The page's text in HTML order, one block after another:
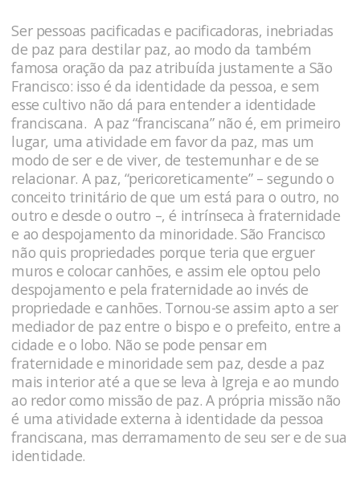
Ser pessoas pacificadas e pacificadoras, inebriadas
de paz para destilar paz, ao modo da também
famosa oração da paz atribuída justamente a São
Francisco: isso é da identidade da pessoa, e sem
esse cultivo não dá para entender a identidade
franciscana. A paz “franciscana” não é, em primeiro
lugar, uma atividade em favor da paz, mas um
modo de ser e de viver, de testemunhar e de se
relacionar. A paz, “pericoreticamente” – segundo o
conceito trinitário de que um está para o outro, no
outro e desde o outro –, é intrínseca à fraternidade
e ao despojamento da minoridade. São Francisco
não quis propriedades porque teria que erguer
muros e colocar canhões, e assim ele optou pelo
despojamento e pela fraternidade ao invés de
propriedade e canhões. Tornou-se assim apto a ser
mediador de paz entre o bispo e o prefeito, entre a
cidade e o lobo. Não se pode pensar em
fraternidade e minoridade sem paz, desde a paz
mais interior até a que se leva à Igreja e ao mundo
ao redor como missão de paz. A própria missão não
é uma atividade externa à identidade da pessoa
franciscana, mas derramamento de seu ser e de sua
identidade.